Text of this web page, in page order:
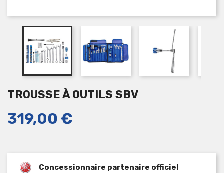
TROUSSE À OUTILS SBV
319,00 €
Concessionnaire partenaire officiel